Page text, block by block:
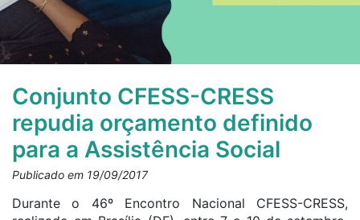
Conjunto CFESS-CRESS
repudia orçamento definido
para a Assistência Social
Publicado em 19/09/2017
Durante o 46º Encontro Nacional CFESS-CRESS,